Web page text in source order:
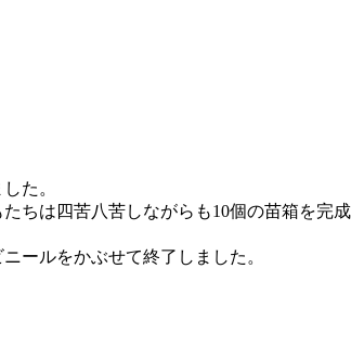
た。
ちは四苦八苦しながらも10個の苗箱を完成
ールをかぶせて終了しました。